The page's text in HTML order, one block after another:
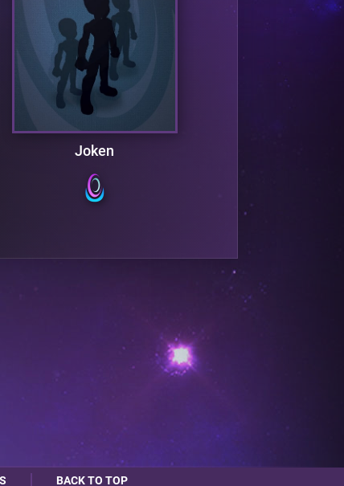
Joken
BACK TO TOP